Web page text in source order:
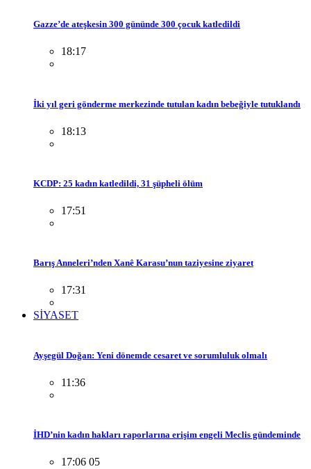
Gazze’de ateşkesin 300 gününde 300 çocuk katledildi
18:17
İki yıl geri gönderme merkezinde tutulan kadın bebeğiyle tutuklandı
18:13
KCDP: 25 kadın katledildi, 31 şüpheli ölüm
17:51
Barış Anneleri’nden Xanê Karasu’nun taziyesine ziyaret
17:31
SİYASET
Ayşegül Doğan: Yeni dönemde cesaret ve sorumluluk olmalı
11:36
İHD’nin kadın hakları raporlarına erişim engeli Meclis gündeminde
17:06 05